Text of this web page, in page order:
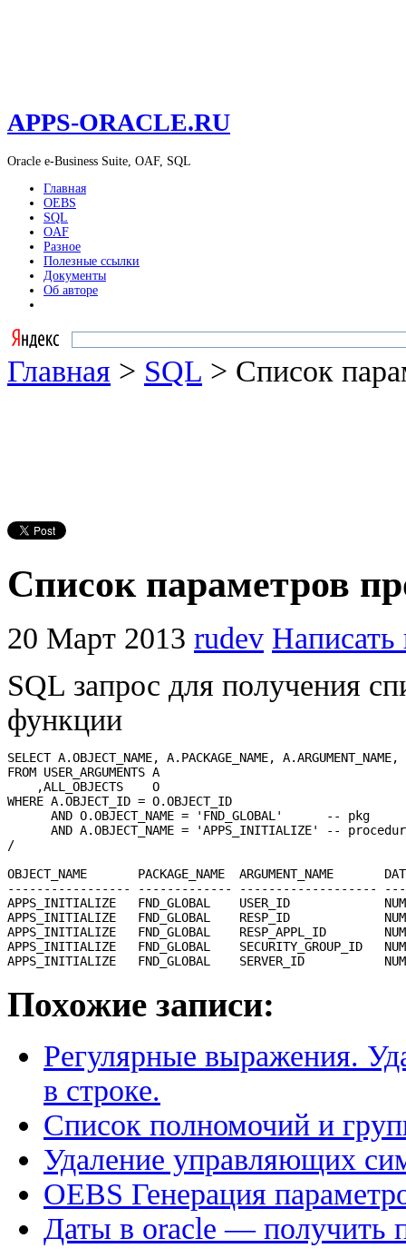
APPS-ORACLE.RU
Oracle e-Business Suite, OAF, SQL
Главная
OEBS
SQL
OAF
Разное
Полезные ссылки
Документы
Об авторе
Главная > SQL > Список
Список параметров
20 Март 2013 rudev
SQL запрос для получения
функции
SELECT A.OBJECT_NAME, A.PACKAGE_NAME,
FROM USER_ARGUMENTS A
    ,ALL_OBJECTS    O
WHERE A.OBJECT_ID = O.OBJECT_ID
      AND O.OBJECT_NAME = 'FND_GLOBAL'      -- pkg
AND A.OBJECT_NAME = 'APPS_INITIALIZE' --
/
OBJECT_NAME       PACKAGE_NAME  ARGUMENT_NAME
----------------- ------------- -------------------
APPS_INITIALIZE   FND_GLOBAL    USER_ID
APPS_INITIALIZE   FND_GLOBAL    RESP_ID
APPS_INITIALIZE   FND_GLOBAL    RESP_APPL_ID
APPS_INITIALIZE   FND_GLOBAL    SECURITY_GROUP_ID
Похожие записи:
Регулярные выражения.
в строке.
Список полномочий и
Удаление управляющих
OEBS Генерация
Даты в oracle — получить